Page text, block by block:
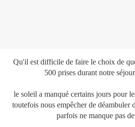
Qu'il est difficile de faire le choix de
500 prises durant notre
le soleil a manqué certains jours pour
toutefois nous empêcher de
parfois ne manque pas